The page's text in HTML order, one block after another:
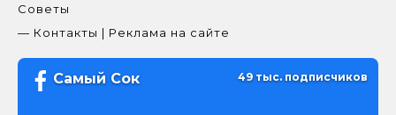
Советы
— Контакты | Реклама на сайте
Самый Сок 49 тыс. подписчиков